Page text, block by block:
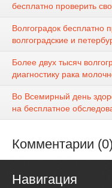
бесплатно проверить
Волгоградок бесплатно
волгоградские и
Более двух тысяч
диагностику рака
Во Всемирный день
на бесплатное
Комментарии (0)
Навигация